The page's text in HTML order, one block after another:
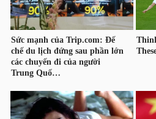
HÀNG
HÓA
KINH
TẾ